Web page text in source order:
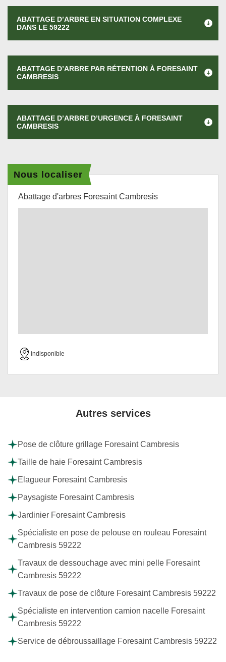
ABATTAGE D’ARBRE EN SITUATION COMPLEXE
DANS LE 59222
ABATTAGE D’ARBRE PAR RÉTENTION À FORESAINT
CAMBRESIS
ABATTAGE D’ARBRE D’URGENCE À FORESAINT
CAMBRESIS
Nous localiser
Abattage d'arbres Foresaint Cambresis
indisponible
Autres services
Pose de clôture grillage Foresaint Cambresis
Taille de haie Foresaint Cambresis
Elagueur Foresaint Cambresis
Paysagiste Foresaint Cambresis
Jardinier Foresaint Cambresis
Spécialiste en pose de pelouse en rouleau Foresaint
Cambresis 59222
Travaux de dessouchage avec mini pelle Foresaint
Cambresis 59222
Travaux de pose de clôture Foresaint Cambresis 59222
Spécialiste en intervention camion nacelle Foresaint
Cambresis 59222
Service de débroussaillage Foresaint Cambresis 59222